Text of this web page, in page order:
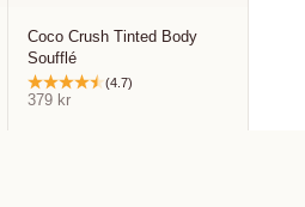
Coco Crush Tinted Body
Soufflé
(4.7)
REA-pris
379 kr